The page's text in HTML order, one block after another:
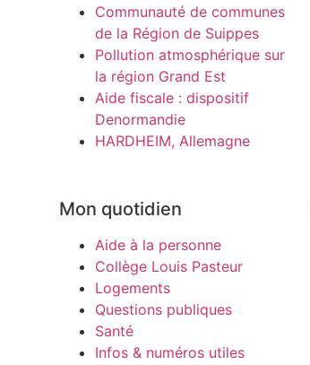
Communauté de communes
de la Région de Suippes
Pollution atmosphérique sur
la région Grand Est
Aide fiscale : dispositif
Denormandie
HARDHEIM, Allemagne
Mon quotidien
Aide à la personne
Collège Louis Pasteur
Logements
Questions publiques
Santé
Infos & numéros utiles